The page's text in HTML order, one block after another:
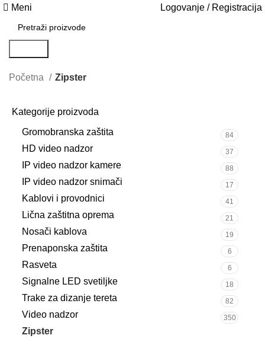
Meni Logovanje / Registracija
Početna Zipster
Kategorije proizvoda
Gromobranska zaštita
84
HD video nadzor 37
IP video nadzor kamere 88
IP video nadzor snimači 17
Kablovi i provodnici 41
Lična zaštitna oprema 21
Nosači kablova 19
Prenaponska zaštita 6
Rasveta 6
Signalne LED svetiljke 18
Trake za dizanje tereta 82
Video nadzor 350
Zipster